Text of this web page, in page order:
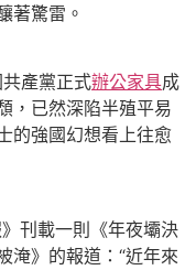
著驚雷。
產黨正式辦公家具成
，已然深陷半殖平易
的強國幻想看上往愈
刊載一則《年夜壩決
淹》的報道：“近年來